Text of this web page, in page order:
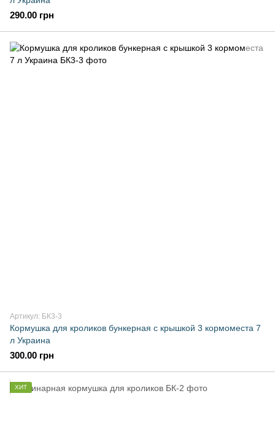
290.00 грн
Артикул: БК3-3
Кормушка для кроликов бункерная с крышкой 3 кормоместа 7
л Украина
300.00 грн
ХИТ